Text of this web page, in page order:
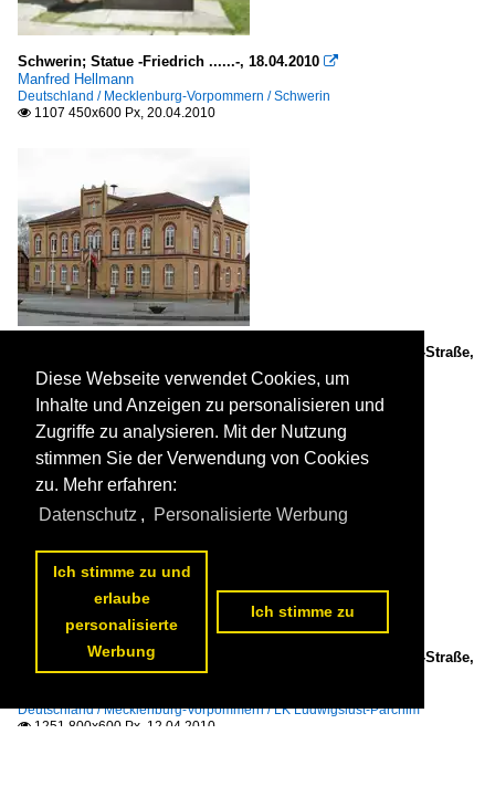
Schwerin; Statue -Friedrich ......-, 18.04.2010 
Manfred Hellmann
Deutschland / Mecklenburg-Vorpommern / Schwerin
 1107 450x600 Px, 20.04.2010
Landkreis Parchim; Brüel, Bürgerhaus in der August-Bebel-Straße,
04.04.2010 
Manfred Hellmann
Deutschland / Mecklenburg-Vorpommern / LK Ludwigslust-Parchim
Landkreis Parchim; Brüel, Bürgerhaus in der August-Bebel-Straße,
04.04.2010 
Deutschland / Mecklenburg-Vorpommern / LK Ludwigslust-Parchim
 1251 800x600 Px, 12.04.2010
Diese Webseite verwendet Cookies, um
Inhalte und Anzeigen zu personalisieren und
Zugriffe zu analysieren. Mit der Nutzung
stimmen Sie der Verwendung von Cookies
zu. Mehr erfahren:
Datenschutz , Personalisierte Werbung
Ich stimme zu und
erlaube
personalisierte
Werbung
Ich stimme zu